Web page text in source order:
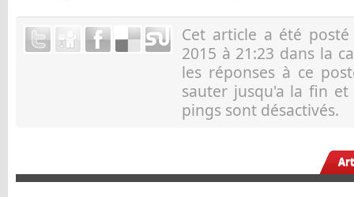
Cet article a été
2015 à 21:23 dans la
les réponses à ce
sauter jusqu'a la fin et
pings sont désactivés.